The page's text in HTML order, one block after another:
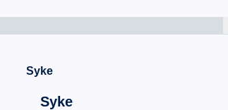
Syke
Syke